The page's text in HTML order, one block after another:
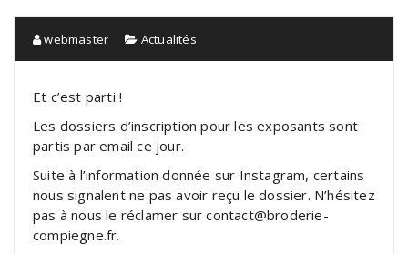
webmaster Actualités
Et c’est parti !
Les dossiers d’inscription pour les exposants sont
partis par email ce jour.
Suite à l’information donnée sur Instagram, certains
nous signalent ne pas avoir reçu le dossier. N’hésitez
pas à nous le réclamer sur contact@broderie-
compiegne.fr.